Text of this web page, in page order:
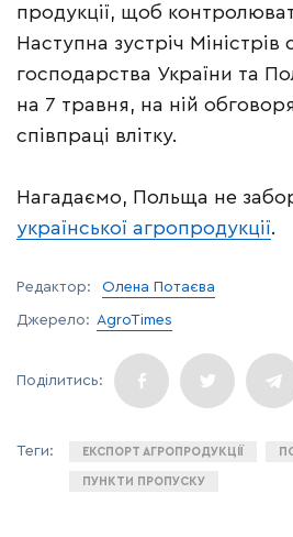
продукції, щоб
Наступна зустріч Міністрів
господарства України та
на 7 травня, на ній
співпраці влітку.
Нагадаємо, Польща не
української агропродукції.
Редактор: Олена Потаєва
Джерело: AgroTimes
ЕКСПОРТ АГРОПРОДУКЦІЇ
ПУНКТИ ПРОПУСКУ